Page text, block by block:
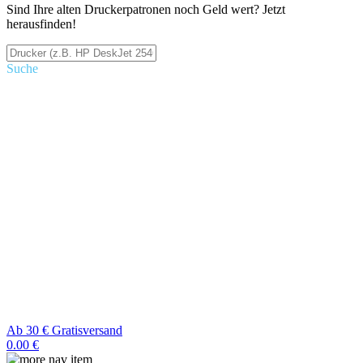
Sind Ihre alten Druckerpatronen noch Geld wert? Jetzt
herausfinden!
Suche
Ab 30 € Gratisversand
0.00 €